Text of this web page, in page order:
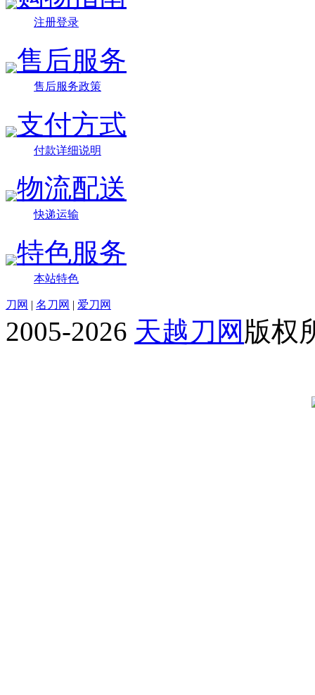
注册登录
售后服务
售后服务政策
支付方式
付款详细说明
物流配送
快递运输
特色服务
本站特色
刀网 | 名刀网 | 爱刀网
2005-2026 天越刀网 版权